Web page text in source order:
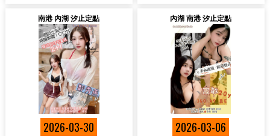
南港 內湖 汐止定點
2026-03-30
內湖 南港 汐止定點
2026-03-06